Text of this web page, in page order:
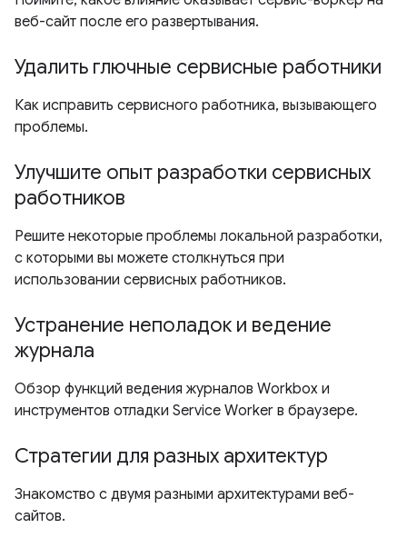
веб-сайт после его развертывания.
Удалить глючные сервисные работники
Как исправить сервисного работника, вызывающего
проблемы.
Улучшите опыт разработки сервисных
работников
Решите некоторые проблемы локальной разработки,
с которыми вы можете столкнуться при
использовании сервисных работников.
Устранение неполадок и ведение
журнала
Обзор функций ведения журналов Workbox и
инструментов отладки Service Worker в браузере.
Стратегии для разных архитектур
Знакомство с двумя разными архитектурами веб-
сайтов.